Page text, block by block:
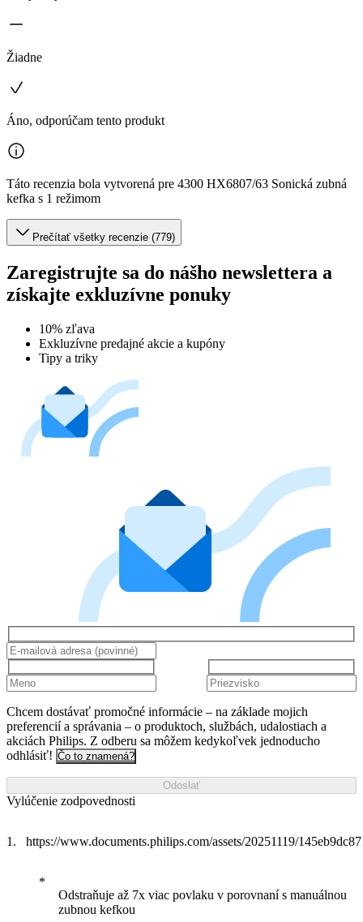
Žiadne
Áno, odporúčam tento produkt
Táto recenzia bola vytvorená pre 4300 HX6807/63 Sonická zubná
kefka s 1 režimom
Prečítať všetky recenzie (779)
Zaregistrujte sa do nášho newslettera a
získajte exkluzívne ponuky
10% zľava
Exkluzívne predajné akcie a kupóny
Tipy a triky
Chcem dostávať promočné informácie – na základe mojich
preferencií a správania – o produktoch, službách, udalostiach a
akciách Philips. Z odberu sa môžem kedykoľvek jednoducho
odhlásiť! Čo to znamená?
Odoslať
Vylúčenie zodpovednosti
https://www.documents.philips.com/assets/20251119/
Odstraňuje až 7x viac povlaku v porovnaní s manuálnou
zubnou kefkou